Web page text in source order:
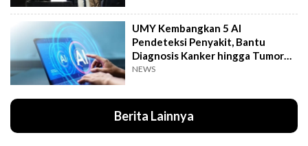
UMY Kembangkan 5 AI
Pendeteksi Penyakit, Bantu
Diagnosis Kanker hingga Tumor
Otak Lebih Cepat
NEWS
Berita Lainnya